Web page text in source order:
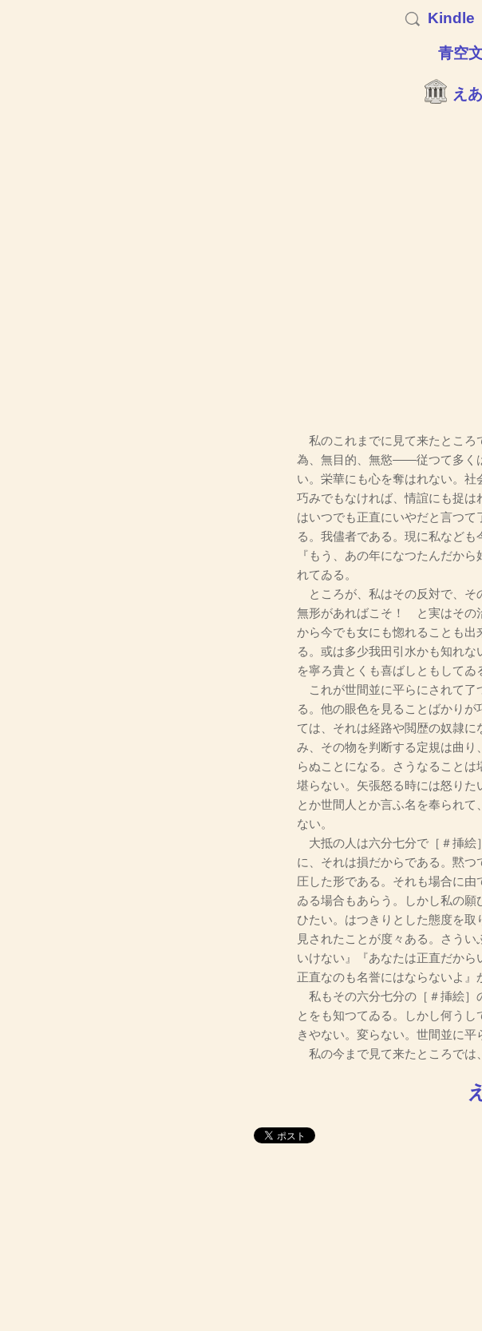
Kindle
青空
え
私のこれまでに見て来たところ
為、無目的、無慾――従つて多く
い。栄華にも心を奪はれない。
巧みでもなければ、情誼にも捉は
はいつでも正直にいやだと言つ
る。我儘者である。現に私なども
『もう、あの年になつたんだか
れてゐる。
ところが、私はその反対で、
無形があればこそ！ と実はその
から今でも女にも惚れることも
る。或は多少我田引水かも知れ
を寧ろ貴とくも喜ばしともしてゐ
これが世間並に平らにされて了
る。他の眼色を見ることばかり
ては、それは経路や閲歴の奴隷
み、その物を判断する定規は曲
らぬことになる。さうなること
堪らない。矢張怒る時には怒り
とか世間人とか言ふ名を奉られ
ない。
大抵の人は六分七分で［＃挿絵
に、それは損だからである。黙
圧した形である。それも場合に
ゐる場合もあらう。しかし私の
ひたい。はつきりとした態度を
見されたことが度々ある。さう
いけない』『あなたは正直だか
正直なのも名誉にはならないよ』
私もその六分七分の［＃挿絵］
とをも知つてゐる。しかし何う
きやない。変らない。世間並に平
私の今まで見て来たところでは